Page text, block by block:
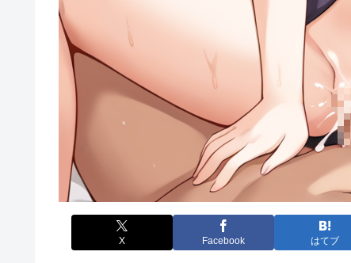
X Facebook はてブ